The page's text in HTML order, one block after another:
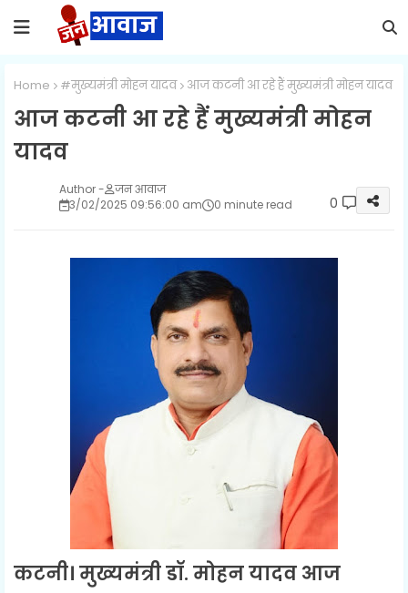
Home #मुख्यमंत्री मोहन यादव आज कटनी आ रहे हैं मुख्यमंत्री मोहन यादव
आज कटनी आ रहे हैं मुख्यमंत्री मोहन
यादव
जन आवाज
3/02/2025 09:56:00 am
0 minute read 0
कटनी। मुख्‍यमंत्री डॉ. मोहन यादव आज